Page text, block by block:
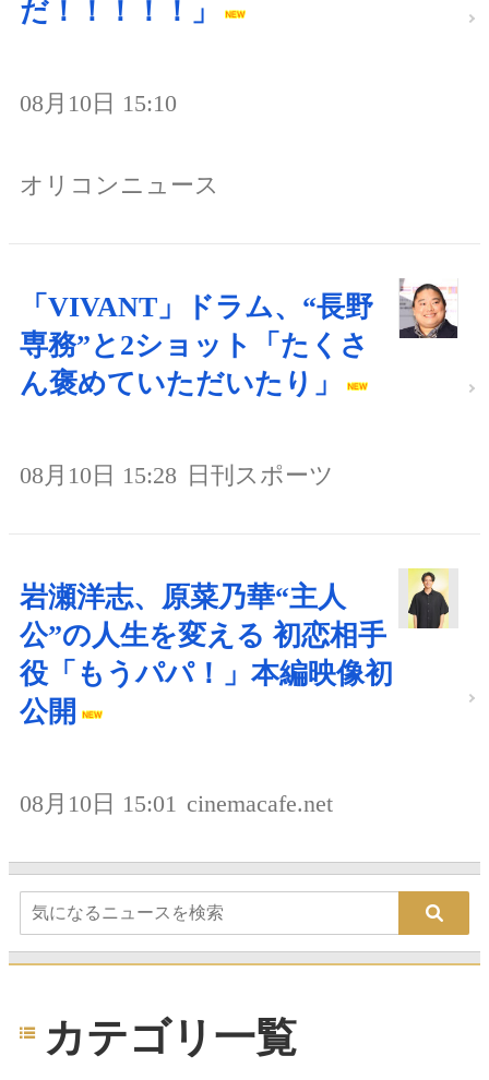
だ！！！！！」
08月10日 15:10
オリコンニュース
「VIVANT」ドラム、“長野
専務”と2ショット「たくさ
ん褒めていただいたり」
08月10日 15:28 日刊スポーツ
岩瀬洋志、原菜乃華“主人
公”の人生を変える 初恋相手
役「もうパパ！」本編映像初
公開
08月10日 15:01 cinemacafe.net
カテゴリ一覧